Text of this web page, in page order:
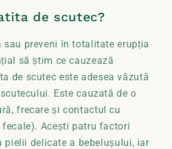
de scutec?
sau preveni în totalitate erupția
să știm ce cauzează
de scutec este adesea văzută
Este cauzată de o
frecare și contactul cu
Acești patru factori
pielii delicate a bebelușului, iar